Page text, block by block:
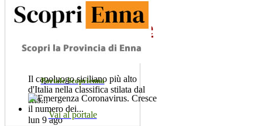
città d'Italia
poco conosciute
da...
Il capoluogo siciliano più alto
d'Italia nella classifica stilata dal
sito...
lun 9 ago
Portale Scoprienna
Vai al portale